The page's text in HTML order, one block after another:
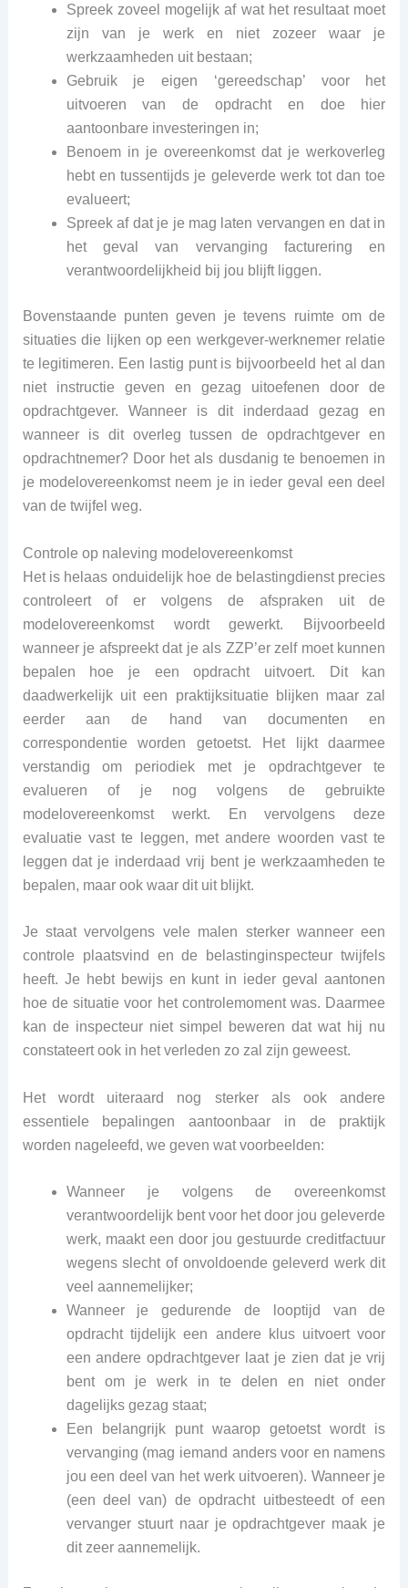
Spreek zoveel mogelijk af wat het resultaat moet
zijn van je werk en niet zozeer waar je
werkzaamheden uit bestaan;
Gebruik je eigen ‘gereedschap’ voor het
uitvoeren van de opdracht en doe hier
aantoonbare investeringen in;
Benoem in je overeenkomst dat je werkoverleg
hebt en tussentijds je geleverde werk tot dan toe
evalueert;
Spreek af dat je je mag laten vervangen en dat in
het geval van vervanging facturering en
verantwoordelijkheid bij jou blijft liggen.
Bovenstaande punten geven je tevens ruimte om de
situaties die lijken op een werkgever-werknemer relatie
te legitimeren. Een lastig punt is bijvoorbeeld het al dan
niet instructie geven en gezag uitoefenen door de
opdrachtgever. Wanneer is dit inderdaad gezag en
wanneer is dit overleg tussen de opdrachtgever en
opdrachtnemer? Door het als dusdanig te benoemen in
je modelovereenkomst neem je in ieder geval een deel
van de twijfel weg.
Controle op naleving modelovereenkomst
Het is helaas onduidelijk hoe de belastingdienst precies
controleert of er volgens de afspraken uit de
modelovereenkomst wordt gewerkt. Bijvoorbeeld
wanneer je afspreekt dat je als ZZP’er zelf moet kunnen
bepalen hoe je een opdracht uitvoert. Dit kan
daadwerkelijk uit een praktijksituatie blijken maar zal
eerder aan de hand van documenten en
correspondentie worden getoetst. Het lijkt daarmee
verstandig om periodiek met je opdrachtgever te
evalueren of je nog volgens de gebruikte
modelovereenkomst werkt. En vervolgens deze
evaluatie vast te leggen, met andere woorden vast te
leggen dat je inderdaad vrij bent je werkzaamheden te
bepalen, maar ook waar dit uit blijkt.
Je staat vervolgens vele malen sterker wanneer een
controle plaatsvind en de belastinginspecteur twijfels
heeft. Je hebt bewijs en kunt in ieder geval aantonen
hoe de situatie voor het controlemoment was. Daarmee
kan de inspecteur niet simpel beweren dat wat hij nu
constateert ook in het verleden zo zal zijn geweest.
Het wordt uiteraard nog sterker als ook andere
essentiele bepalingen aantoonbaar in de praktijk
worden nageleefd, we geven wat voorbeelden:
Wanneer je volgens de overeenkomst
verantwoordelijk bent voor het door jou geleverde
werk, maakt een door jou gestuurde creditfactuur
wegens slecht of onvoldoende geleverd werk dit
veel aannemelijker;
Wanneer je gedurende de looptijd van de
opdracht tijdelijk een andere klus uitvoert voor
een andere opdrachtgever laat je zien dat je vrij
bent om je werk in te delen en niet onder
dagelijks gezag staat;
Een belangrijk punt waarop getoetst wordt is
vervanging (mag iemand anders voor en namens
jou een deel van het werk uitvoeren). Wanneer je
(een deel van) de opdracht uitbesteedt of een
vervanger stuurt naar je opdrachtgever maak je
dit zeer aannemelijk.